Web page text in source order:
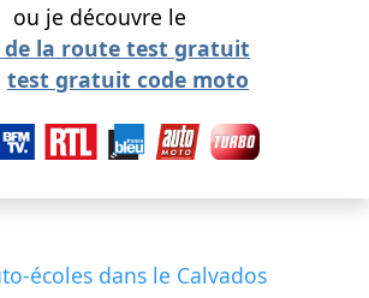
ou je découvre le
de la route test gratuit
test gratuit code moto
écoles dans le Calvados